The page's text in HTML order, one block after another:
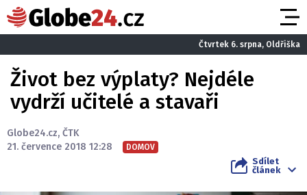
Čtvrtek 6. srpna, Oldřiška
Život bez výplaty? Nejdéle
vydrží učitelé a stavaři
Globe24.cz, ČTK
21. července 2018 12:28
DOMOV
Sdílet
článek